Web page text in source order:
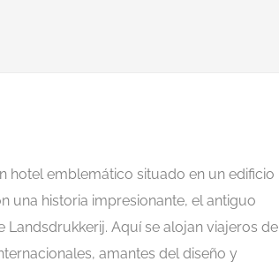
hotel emblemático situado en un edificio
una historia impresionante, el antiguo
Landsdrukkerij. Aquí se alojan viajeros de
amantes del diseño y